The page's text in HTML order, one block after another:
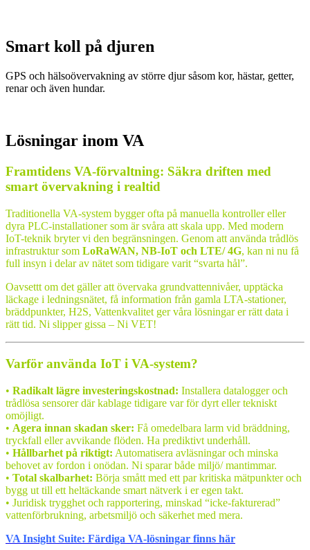
Smart koll på djuren
GPS och hälsoövervakning av större djur såsom kor, hästar, getter,
renar och även hundar.
Lösningar inom VA
Framtidens VA-förvaltning: Säkra driften med
smart övervakning i realtid
Traditionella VA-system bygger ofta på manuella kontroller eller
dyra PLC-installationer som är svåra att skala upp. Med modern
IoT-teknik bryter vi den begränsningen. Genom att använda trådlös
infrastruktur som LoRaWAN, NB-IoT och LTE/ 4G, kan ni nu få
full insyn i delar av nätet som tidigare varit “svarta hål”.
Oavsettt om det gäller att övervaka grundvattennivåer, upptäcka
läckage i ledningsnätet, få information från gamla LTA-stationer,
bräddpunkter, H2S, Vattenkvalitet ger våra lösningar er rätt data i
rätt tid. Ni slipper gissa – Ni VET!
Varför använda IoT i VA-system?
• Radikalt lägre investeringskostnad: Installera datalogger och
trådlösa sensorer där kablage tidigare var för dyrt eller tekniskt
omöjligt.
• Agera innan skadan sker: Få omedelbara larm vid bräddning,
tryckfall eller avvikande flöden. Ha prediktivt underhåll.
• Hållbarhet på riktigt: Automatisera avläsningar och minska
behovet av fordon i onödan. Ni sparar både miljö/ mantimmar.
• Total skalbarhet: Börja smått med ett par kritiska mätpunkter och
bygg ut till ett heltäckande smart nätverk i er egen takt.
• Juridisk trygghet och rapportering, minskad “icke-fakturerad”
vattenförbrukning, arbetsmiljö och säkerhet med mera.
VA Insight Suite: Färdiga VA-lösningar finns här